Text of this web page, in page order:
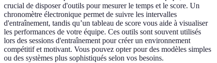
crucial de disposer d'outils pour mesurer le temps et le score. Un
chronomètre électronique permet de suivre les intervalles
d'entraînement, tandis qu’un tableau de score vous aide à visualiser
les performances de votre équipe. Ces outils sont souvent utilisés
lors des sessions d'entraînement pour créer un environnement
compétitif et motivant. Vous pouvez opter pour des modèles simples
ou des systèmes plus sophistiqués selon vos besoins.